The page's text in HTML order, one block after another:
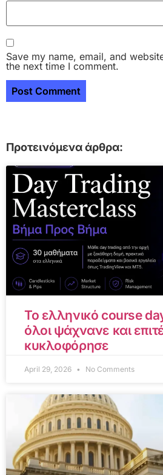
Save my name, email, and
the next time I comment.
Προτεινόμενα άρθρα:
Το ελληνικό course
όλοι ψάχνανε και
κυκλοφόρησε
April 29, 2026 No Comments